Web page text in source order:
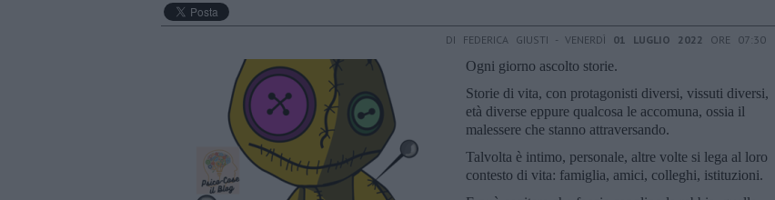
DI FEDERICA GIUSTI - VENERDÌ 01 LUGLIO 2022 ORE 07:30
Ogni giorno ascolto storie.
Storie di vita, con protagonisti diversi, vissuti diversi,
età diverse eppure qualcosa le accomuna, ossia il
malessere che stanno attraversando.
Talvolta è intimo, personale, altre volte si lega al loro
contesto di vita: famiglia, amici, colleghi, istituzioni.